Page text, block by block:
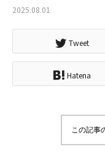
2025.08.01
Tweet
Hatena
この記事